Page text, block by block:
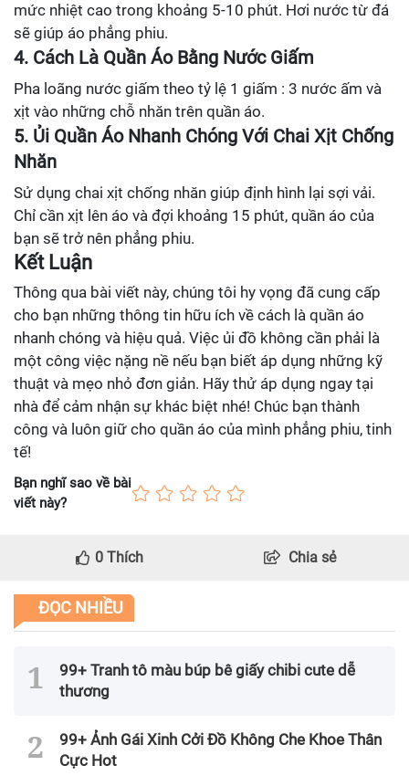
mức nhiệt cao trong khoảng 5-10 phút. Hơi nước từ đá
sẽ giúp áo phẳng phiu.
4. Cách Là Quần Áo Bằng Nước Giấm
Pha loãng nước giấm theo tỷ lệ 1 giấm : 3 nước ấm và
xịt vào những chỗ nhăn trên quần áo.
5. Ủi Quần Áo Nhanh Chóng Với Chai Xịt Chống
Nhăn
Sử dụng chai xịt chống nhăn giúp định hình lại sợi vải.
Chỉ cần xịt lên áo và đợi khoảng 15 phút, quần áo của
bạn sẽ trở nên phẳng phiu.
Kết Luận
Thông qua bài viết này, chúng tôi hy vọng đã cung cấp
cho bạn những thông tin hữu ích về cách là quần áo
nhanh chóng và hiệu quả. Việc ủi đồ không cần phải là
một công việc nặng nề nếu bạn biết áp dụng những kỹ
thuật và mẹo nhỏ đơn giản. Hãy thử áp dụng ngay tại
nhà để cảm nhận sự khác biệt nhé! Chúc bạn thành
công và luôn giữ cho quần áo của mình phẳng phiu, tinh
tế!
Bạn nghĩ sao về bài
viết này?
0 Thích Chia sẻ
ĐỌC NHIỀU
99+ Tranh tô màu búp bê giấy chibi cute dễ
thương
99+ Ảnh Gái Xinh Cởi Đồ Không Che Khoe Thân
Cực Hot